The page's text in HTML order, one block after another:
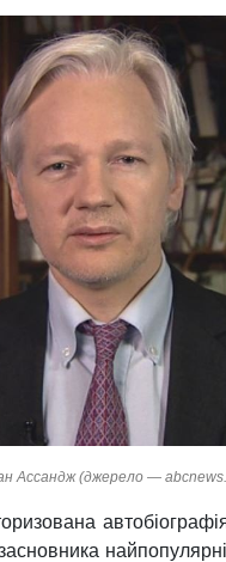
Ассандж (джерело —